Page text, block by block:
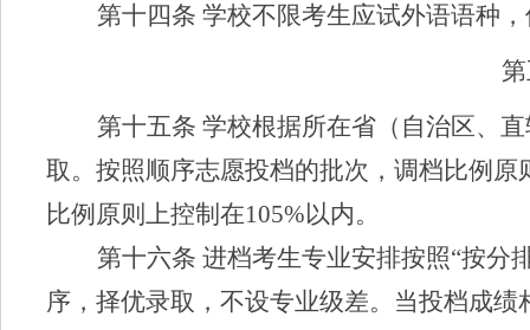
第十四条学校不限考生应试外语语种
第十五条学校根据所在省（自治区、
取。按照顺序志愿投档的批次，调档比例原
比例原则上控制在105%以内。
第十六条进档考生专业安排按照“按分
序，择优录取，不设专业级差。当投档成